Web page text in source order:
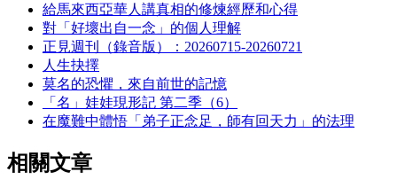
給馬來西亞華人講真相的修煉經歷和心得
對「好壞出自一念」的個人理解
正見週刊（錄音版）：20260715-20260721
人生抉擇
莫名的恐懼，來自前世的記憶
「名」娃娃現形記 第二季（6）
在魔難中體悟「弟子正念足，師有回天力」的法理
相關文章